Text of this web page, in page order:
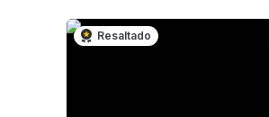
Resaltado